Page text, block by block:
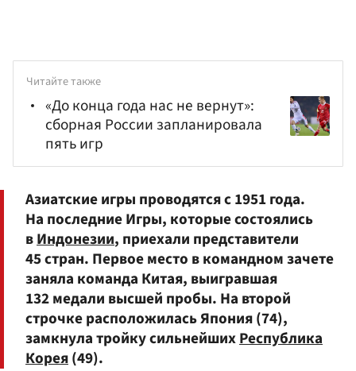
Читайте также
«До конца года нас не вернут»:
сборная России запланировала
пять игр
Азиатские игры проводятся с 1951 года.
На последние Игры, которые состоялись
вИндонезии, приехали представители
45 стран. Первое место в командном зачете
заняла команда Китая, выигравшая
132 медали высшей пробы. На второй
строчке расположилась Япония (74),
замкнула тройку сильнейшихРеспублика
Корея(49).